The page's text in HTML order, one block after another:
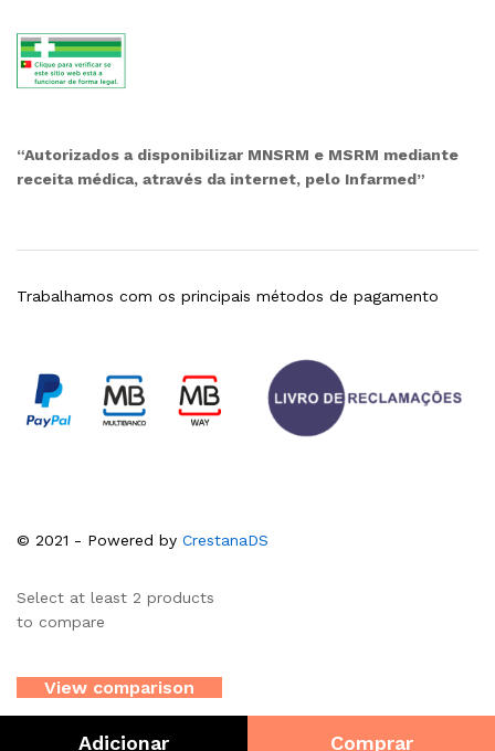
Adicionar Comprar
“Autorizados a disponibilizar MNSRM e MSRM mediante
receita médica, através da internet, pelo Infarmed”
© 2021 - Powered by CrestanaDS
Trabalhamos com os principais métodos de pagamento
Select at least 2 products
to compare
View comparison